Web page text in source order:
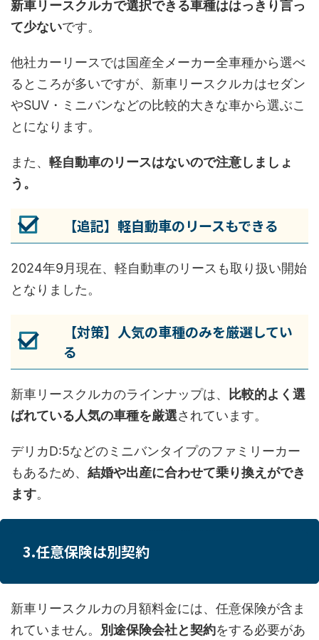
新車リースクルカで選択できる車種ははっきり言っ
て少ないです。
他社カーリースでは国産全メーカー全車種から選べ
るところが多いですが、新車リースクルカはセダン
やSUV・ミニバンなどの比較的大きな車から選ぶこ
とになります。
また、 軽自動車のリースはないので注意しましょ
う。
【追記】軽自動車のリースもできる
2024年9月現在、軽自動車のリースも取り扱い開始
となりました。
【対策】人気の車種のみを厳選してい
る
新車リースクルカのラインナップは、
比較的よく選
ばれている人気の車種を厳選されています。
デリカD:5などのミニバンタイプのファミリーカー
もあるため、 結婚や出産に合わせて乗り換えができ
ます。
3.任意保険は別契約
新車リースクルカの月額料金には、任意保険が含ま
れていません。 別途保険会社と契約をする必要があ